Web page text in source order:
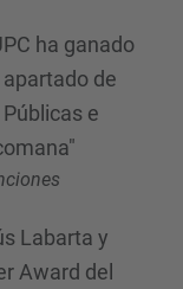
ha ganado
de
e
Labarta y
Award del